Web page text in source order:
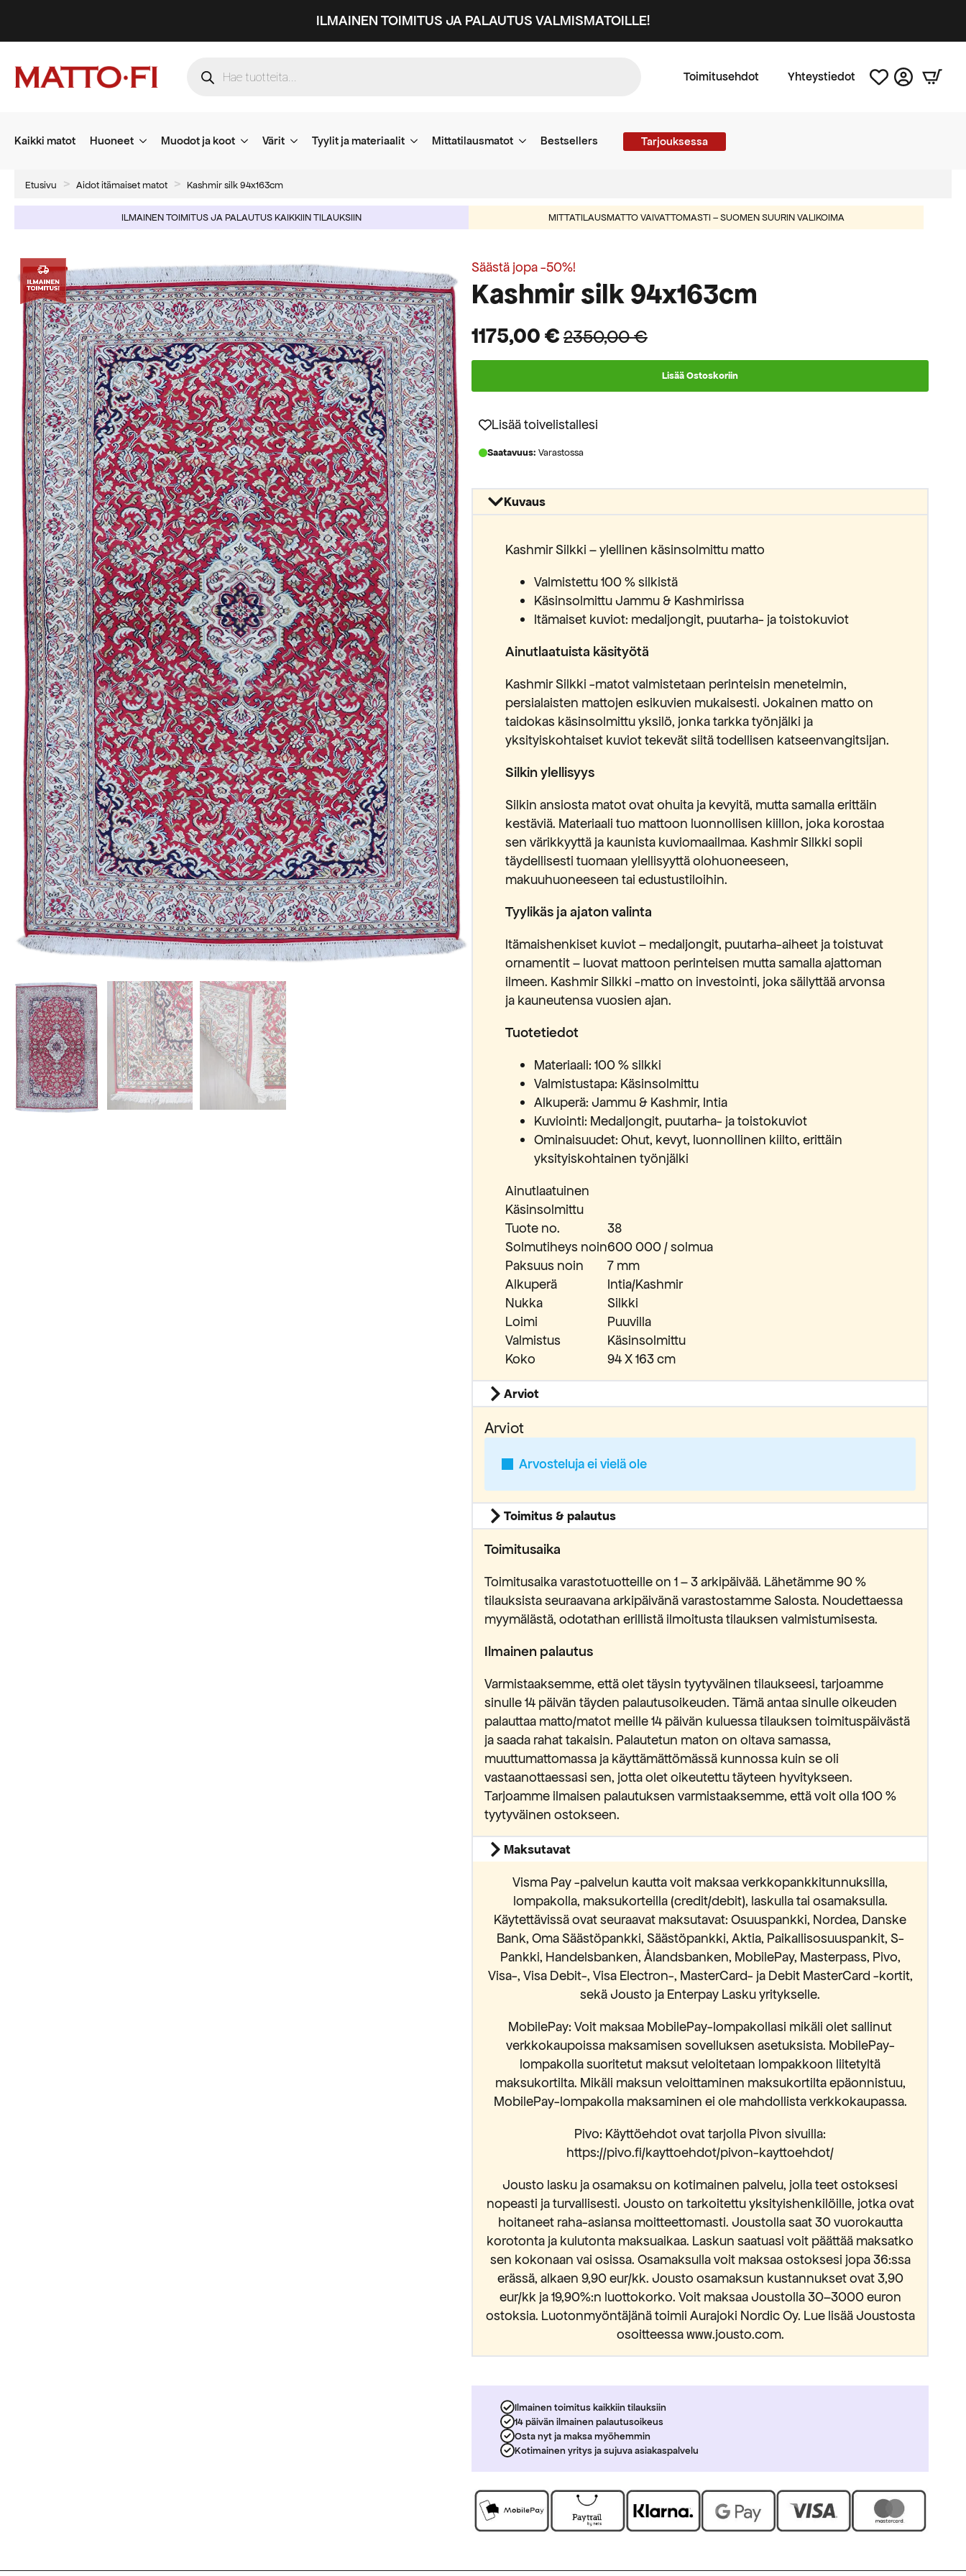
ILMAINEN TOIMITUS JA PALAUTUS VALMISMATOILLE!
search
Toimitusehdot Yhteystiedot
Kaikki matot Huoneet Muodot ja koot Värit Tyylit ja materiaalit Mittatilausmatot Bestsellers Tarjouksessa
Etusivu Aidot itämaiset matot Kashmir silk 94x163cm
ILMAINEN TOIMITUS JA PALAUTUS KAIKKIIN TILAUKSIIN MITTATILAUSMATTO VAIVATTOMASTI – SUOMEN SUURIN VALIKOIMA
-50%
Säästä jopa -50%!
Kashmir silk 94x163cm
2350,00€
Alkuperäinen
oli:
2350,00 €.
1175,00€
Nykyinen
on:
1175,00 €.
Lisää Ostoskoriin
Lisää toivelistallesi
Saatavuus: Varastossa
Kuvaus
Kashmir Silkki – ylellinen käsinsolmittu matto
Valmistettu 100 % silkistä
Käsinsolmittu Jammu & Kashmirissa
Itämaiset kuviot: medaljongit, puutarha- ja toistokuviot
Ainutlaatuista käsityötä
Kashmir Silkki -matot valmistetaan perinteisin menetelmin,
persialaisten mattojen esikuvien mukaisesti. Jokainen matto on
taidokas käsinsolmittu yksilö, jonka tarkka työnjälki ja
yksityiskohtaiset kuviot tekevät siitä todellisen katseenvangitsijan.
Silkin ylellisyys
Silkin ansiosta matot ovat ohuita ja kevyitä, mutta samalla erittäin
kestäviä. Materiaali tuo mattoon luonnollisen kiillon, joka korostaa
sen värikkyyttä ja kaunista kuviomaailmaa. Kashmir Silkki sopii
täydellisesti tuomaan ylellisyyttä olohuoneeseen,
makuuhuoneeseen tai edustustiloihin.
Tyylikäs ja ajaton valinta
Itämaishenkiset kuviot – medaljongit, puutarha-aiheet ja toistuvat
ornamentit – luovat mattoon perinteisen mutta samalla ajattoman
ilmeen. Kashmir Silkki -matto on investointi, joka säilyttää arvonsa
ja kauneutensa vuosien ajan.
Tuotetiedot
Materiaali: 100 % silkki
Valmistustapa: Käsinsolmittu
Alkuperä: Jammu & Kashmir, Intia
Kuviointi: Medaljongit, puutarha- ja toistokuviot
Ominaisuudet: Ohut, kevyt, luonnollinen kiilto, erittäin
yksityiskohtainen työnjälki
Ainutlaatuinen
Käsinsolmittu
Tuote no.
38
Solmutiheys noin600 000 / solmua
Paksuus noin
7 mm
Alkuperä
Intia/Kashmir
Nukka
Silkki
Loimi
Puuvilla
Valmistus
Käsinsolmittu
Koko
94 X 163 cm
Arviot
Arviot
Arvosteluja ei vielä ole
Toimitus & palautus
Toimitusaika
Toimitusaika varastotuotteille on 1 – 3 arkipäivää. Lähetämme 90 %
tilauksista seuraavana arkipäivänä varastostamme Salosta. Noudettaessa
myymälästä, odotathan erillistä ilmoitusta tilauksen valmistumisesta.
Ilmainen palautus
Varmistaaksemme, että olet täysin tyytyväinen tilaukseesi, tarjoamme
sinulle 14 päivän täyden palautusoikeuden. Tämä antaa sinulle oikeuden
palauttaa matto/matot meille 14 päivän kuluessa tilauksen toimituspäivästä
ja saada rahat takaisin. Palautetun maton on oltava samassa,
muuttumattomassa ja käyttämättömässä kunnossa kuin se oli
vastaanottaessasi sen, jotta olet oikeutettu täyteen hyvitykseen.
Tarjoamme ilmaisen palautuksen varmistaaksemme, että voit olla 100 %
tyytyväinen ostokseen.
Maksutavat
Visma Pay -palvelun kautta voit maksaa verkkopankkitunnuksilla,
lompakolla, maksukorteilla (credit/debit), laskulla tai osamaksulla.
Käytettävissä ovat seuraavat maksutavat: Osuuspankki, Nordea, Danske
Bank, Oma Säästöpankki, Säästöpankki, Aktia, Paikallisosuuspankit, S-
Pankki, Handelsbanken, Ålandsbanken, MobilePay, Masterpass, Pivo,
Visa-, Visa Debit-, Visa Electron-, MasterCard- ja Debit MasterCard -kortit,
sekä Jousto ja Enterpay Lasku yritykselle.
MobilePay: Voit maksaa MobilePay-lompakollasi mikäli olet sallinut
verkkokaupoissa maksamisen sovelluksen asetuksista. MobilePay-
lompakolla suoritetut maksut veloitetaan lompakkoon liitetyltä
maksukortilta. Mikäli maksun veloittaminen maksukortilta epäonnistuu,
MobilePay-lompakolla maksaminen ei ole mahdollista verkkokaupassa.
Pivo: Käyttöehdot ovat tarjolla Pivon sivuilla:
https://pivo.fi/kayttoehdot/pivon-kayttoehdot/
Jousto lasku ja osamaksu on kotimainen palvelu, jolla teet ostoksesi
nopeasti ja turvallisesti. Jousto on tarkoitettu yksityishenkilöille, jotka ovat
hoitaneet raha-asiansa moitteettomasti. Joustolla saat 30 vuorokautta
korotonta ja kulutonta maksuaikaa. Laskun saatuasi voit päättää maksatko
sen kokonaan vai osissa. Osamaksulla voit maksaa ostoksesi jopa 36:ssa
erässä, alkaen 9,90 eur/kk. Jousto osamaksun kustannukset ovat 3,90
eur/kk ja 19,90%:n luottokorko. Voit maksaa Joustolla 30–3000 euron
ostoksia. Luotonmyöntäjänä toimii Aurajoki Nordic Oy. Lue lisää Joustosta
osoitteessa www.jousto.com.
Ilmainen toimitus kaikkiin tilauksiin
14 päivän ilmainen palautusoikeus
Osta nyt ja maksa myöhemmin
Kotimainen yritys ja sujuva asiakaspalvelu